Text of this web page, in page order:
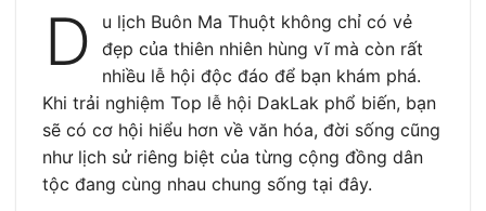
D
u lịch Buôn Ma Thuột không chỉ có vẻ
đẹp của thiên nhiên hùng vĩ mà còn rất
nhiều lễ hội độc đáo để bạn khám phá.
Khi trải nghiệm Top lễ hội DakLak phổ biến, bạn
sẽ có cơ hội hiểu hơn về văn hóa, đời sống cũng
như lịch sử riêng biệt của từng cộng đồng dân
tộc đang cùng nhau chung sống tại đây.